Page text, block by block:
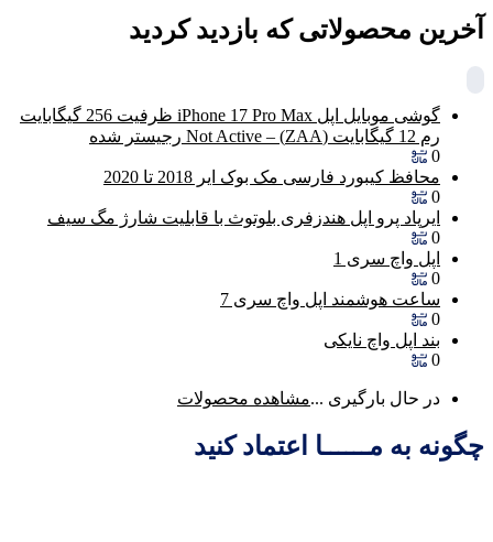
آخرین محصولاتی که بازدید کردید
گوشی موبایل اپل iPhone 17 Pro Max ظرفیت 256 گیگابایت
رم 12 گیگابایت (ZAA) – Not Active رجیستر شده
0
محافظ کیبورد فارسی مک بوک ایر 2018 تا 2020
0
ایرپاد پرو اپل هندزفری بلوتوث با قابلیت شارژ مگ سیف
0
اپل واچ سری 1
0
ساعت هوشمند اپل واچ سری 7
0
بند اپل واچ نایکی
0
در حال بارگیری ...مشاهده محصولات
چگونه به مــــــا اعتماد کنید